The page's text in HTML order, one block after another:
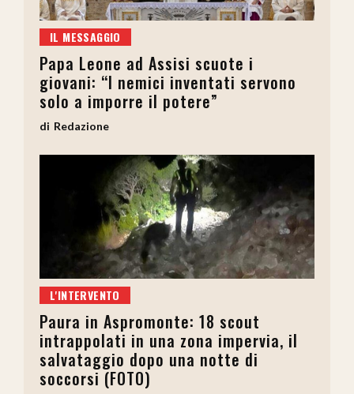
IL MESSAGGIO
Papa Leone ad Assisi scuote i
giovani: “I nemici inventati servono
solo a imporre il potere”
Redazione
L'INTERVENTO
Paura in Aspromonte: 18 scout
intrappolati in una zona impervia, il
salvataggio dopo una notte di
soccorsi (FOTO)